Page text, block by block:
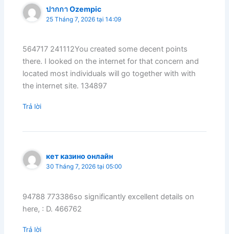
ปากกา Ozempic
25 Tháng 7, 2026 tại 14:09
564717 241112You created some decent points
there. I looked on the internet for that concern and
located most individuals will go together with with
the internet site. 134897
Trả lời
кет казино онлайн
30 Tháng 7, 2026 tại 05:00
94788 773386so significantly excellent details on
here, : D. 466762
Trả lời